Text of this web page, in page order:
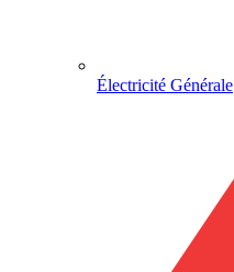
Électricité Générale